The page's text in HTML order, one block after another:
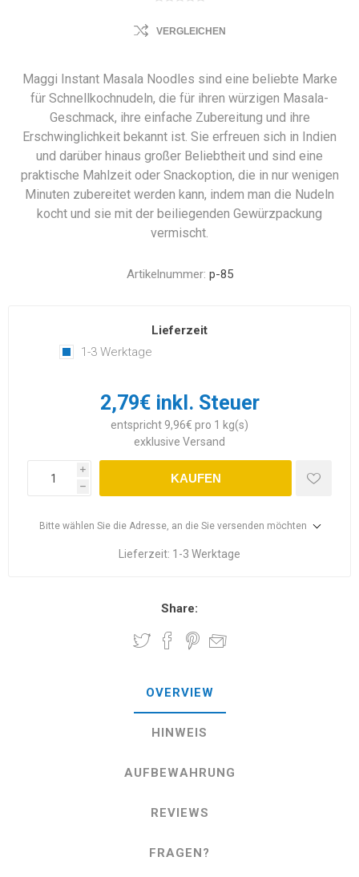
VERGLEICHEN
Maggi Instant Masala Noodles sind eine beliebte Marke
für Schnellkochnudeln, die für ihren würzigen Masala-
Geschmack, ihre einfache Zubereitung und ihre
Erschwinglichkeit bekannt ist. Sie erfreuen sich in Indien
und darüber hinaus großer Beliebtheit und sind eine
praktische Mahlzeit oder Snackoption, die in nur wenigen
Minuten zubereitet werden kann, indem man die Nudeln
kocht und sie mit der beiliegenden Gewürzpackung
vermischt.
Artikelnummer: p-85
Lieferzeit
1-3 Werktage
2,79€ inkl. Steuer
entspricht 9,96€ pro 1 kg(s)
exklusive Versand
i
h
KAUFEN
Bitte wählen Sie die Adresse, an die Sie versenden möchten
Lieferzeit: 1-3 Werktage
Share:
OVERVIEW
HINWEIS
AUFBEWAHRUNG
REVIEWS
FRAGEN?